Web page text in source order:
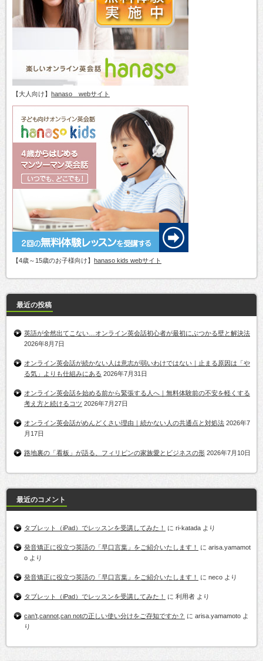
【大人向け】 hanaso webサイト
【4歳～15歳のお子様向け】 hanaso kids webサイト
最近の投稿
英語が全然出てこない…オンライン英会話初心者が最初にぶつかる壁と解決法
2026年8月7日
オンライン英会話が続かない人は意志が弱いわけではない｜止まる原因は「や
る気」よりも仕組みにある 2026年7月31日
オンライン英会話を始める前から緊張する人へ｜無料体験前の不安を軽くする
考え方と続けるコツ 2026年7月27日
オンライン英会話がめんどくさい理由｜続かない人の共通点と対処法 2026年7
月17日
路地裏の「看板」が語る、フィリピンの家族愛とビジネスの形 2026年7月10日
最近のコメント
タブレット（iPad）でレッスンを受講してみた！ に ri-katada より
発音矯正に役立つ英語の「早口言葉」をご紹介いたします！ に arisa.yamamot
o より
発音矯正に役立つ英語の「早口言葉」をご紹介いたします！ に neco より
タブレット（iPad）でレッスンを受講してみた！ に 利用者 より
can’t,cannot,can notの正しい使い分けをご存知ですか？ に arisa.yamamoto よ
り